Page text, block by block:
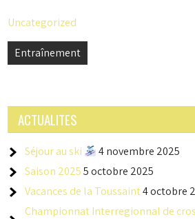
Uncategorized
Navigation
l’article
Entraînement
ACTUALITES
Séjour au ski
4 novembre 2025
Saison 2025 5 octobre 2025
Vacances de la Toussaint4 octobre
Championnat Interregionnal de